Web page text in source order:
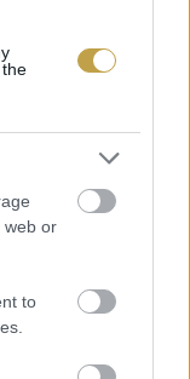
web or
to